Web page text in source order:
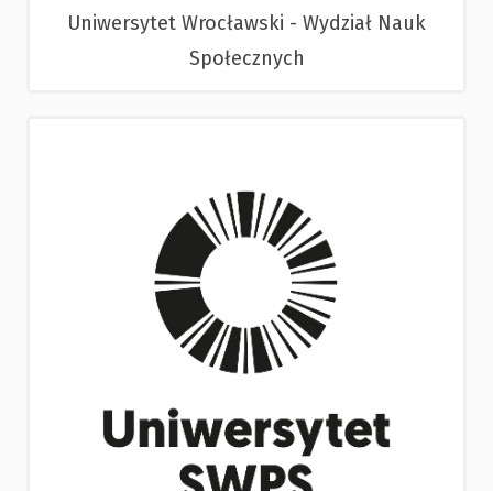
Uniwersytet Wrocławski - Wydział Nauk
Społecznych